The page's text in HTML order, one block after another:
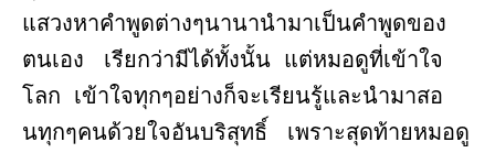
แสวงหาคำพูดต่างๆนานานำมาเป็นคำพูดของ
ตนเอง เรียกว่ามีได้ทั้งนั้น แต่หมอดูที่เข้าใจ
โลก เข้าใจทุกๆอย่างก็จะเรียนรู้และนำมาสอ
นทุกๆคนด้วยใจอันบริสุทธิ์ เพราะสุดท้ายหมอดู